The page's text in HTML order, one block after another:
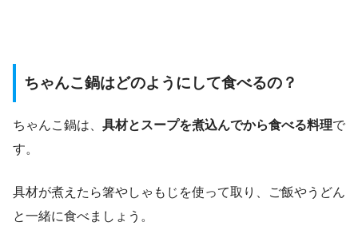
ちゃんこ鍋はどのようにして食べるの？
ちゃんこ鍋は、 具材とスープを煮込んでから食べる料理で
す。
具材が煮えたら箸やしゃもじを使って取り、ご飯やうどん
と一緒に食べましょう。